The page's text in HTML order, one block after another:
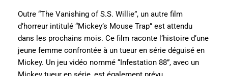
Outre “The Vanishing of S.S. Willie”, un autre film
d’horreur intitulé “Mickey’s Mouse Trap” est attendu
dans les prochains mois. Ce film raconte l’histoire d’une
jeune femme confrontée à un tueur en série déguisé en
Mickey. Un jeu vidéo nommé “Infestation 88”, avec un